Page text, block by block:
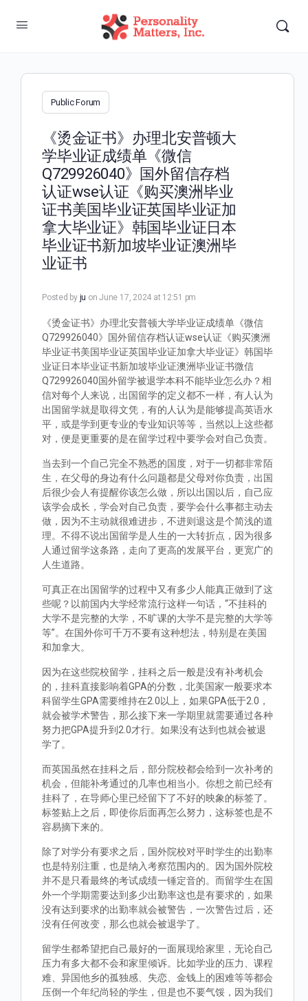
Public Forum
《烫金证书》办理北安普顿大
学毕业证成绩单《微信
Q729926040》国外留信存档
认证wse认证《购买澳洲毕业
证书美国毕业证英国毕业证加
拿大毕业证》韩国毕业证日本
毕业证书新加坡毕业证澳洲毕
业证书
Posted by ju on June 17, 2024 at 12:51 pm
《烫金证书》办理北安普顿大学毕业证成绩单《微信
Q729926040》国外留信存档认证wse认证《购买澳洲
毕业证书美国毕业证英国毕业证加拿大毕业证》韩国毕
业证日本毕业证书新加坡毕业证澳洲毕业证书微信
Q729926040国外留学被退学本科不能毕业怎么办？相
信对每个人来说，出国留学的定义都不一样，有人认为
出国留学就是取得文凭，有的人认为是能够提高英语水
平，或是学到更专业的专业知识等等，当然以上这些都
对，便是更重要的是在留学过程中要学会对自己负责。
当去到一个自己完全不熟悉的国度，对于一切都非常陌
生，在父母的身边有什么问题都是父母对你负责，出国
后很少会人有提醒你该怎么做，所以出国以后，自己应
该学会成长，学会对自己负责，要学会什么事都主动去
做，因为不主动就很难进步，不进则退这是个简浅的道
理。不得不说出国留学是人生的一大转折点，因为很多
人通过留学这条路，走向了更高的发展平台，更宽广的
人生道路。
可真正在出国留学的过程中又有多少人能真正做到了这
些呢？以前国内大学经常流行这样一句话，“不挂科的
大学不是完整的大学，不旷课的大学不是完整的大学等
等”。在国外你可千万不要有这种想法，特别是在美国
和加拿大。
因为在这些院校留学，挂科之后一般是没有补考机会
的，挂科直接影响着GPA的分数，北美国家一般要求本
科留学生GPA需要维持在2.0以上，如果GPA低于2.0，
就会被学术警告，那么接下来一学期里就需要通过各种
努力把GPA提升到2.0才行。如果没有达到也就会被退
学了。
而英国虽然在挂科之后，部分院校都会给到一次补考的
机会，但能补考通过的几率也相当小。你想之前已经有
挂科了，在导师心里已经留下了不好的映象的标签了。
标签贴上之后，即使你后面再怎么努力，这标签也是不
容易摘下来的。
除了对学分有要求之后，国外院校对平时学生的出勤率
也是特别注重，也是纳入考察范围内的。因为国外院校
并不是只看最终的考试成绩一锤定音的。而留学生在国
外一个学期需要达到多少出勤率这也是有要求的，如果
没有达到要求的出勤率就会被警告，一次警告过后，还
没有任何改变，那么也就会被退学了。
留学生都希望把自己最好的一面展现给家里，无论自己
压力有多大都不会和家里倾诉。比如学业的压力、课程
难、异国他乡的孤独感、失恋、金钱上的困难等等都会
压倒一个年纪尚轻的学生，但是也不要气馁，因为我们